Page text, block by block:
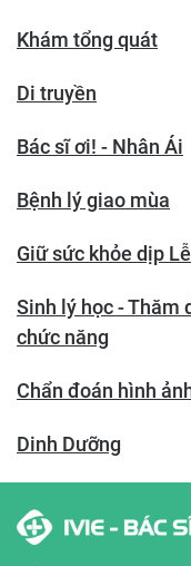
Khám tổng quát
Di truyền
Bác sĩ ơi! - Nhân Ái
Bệnh lý giao mùa
Giữ sức khỏe dịp Lễ
Sinh lý học - Thăm
chức năng
Chẩn đoán hình
Dinh Dưỡng